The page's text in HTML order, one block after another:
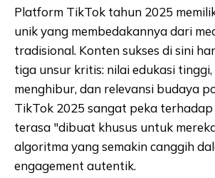
Platform TikTok tahun 2025
unik yang membedakannya dari
tradisional. Konten sukses di sini
tiga unsur kritis: nilai edukasi
menghibur, dan relevansi budaya
TikTok 2025 sangat peka
terasa "dibuat khusus untuk
algoritma yang semakin canggih
engagement autentik.